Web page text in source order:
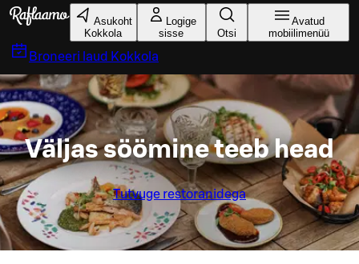
Liigu peamise sisu juurde
Asukoht
Kokkola
Logige
sisse
Otsi
Avatud
mobiilimenüü
Broneeri laud Kokkola
Väljas söömine teeb head
Tutvuge restoranidega